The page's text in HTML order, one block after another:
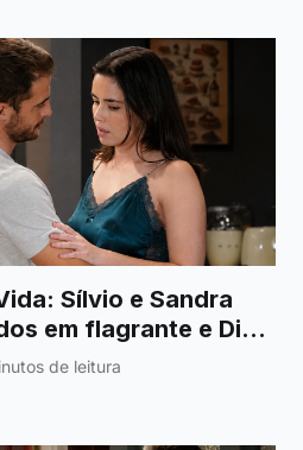
Sílvio e Sandra
em flagrante e Dinis
de leitura